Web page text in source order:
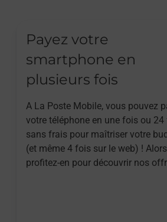
Payez votre
smartphone en
plusieurs fois
A La Poste Mobile, vous pouvez
votre téléphone en une fois ou
sans frais pour maîtriser votre
(et même 4 fois sur le web) ! Alors
profitez-en pour découvrir nos